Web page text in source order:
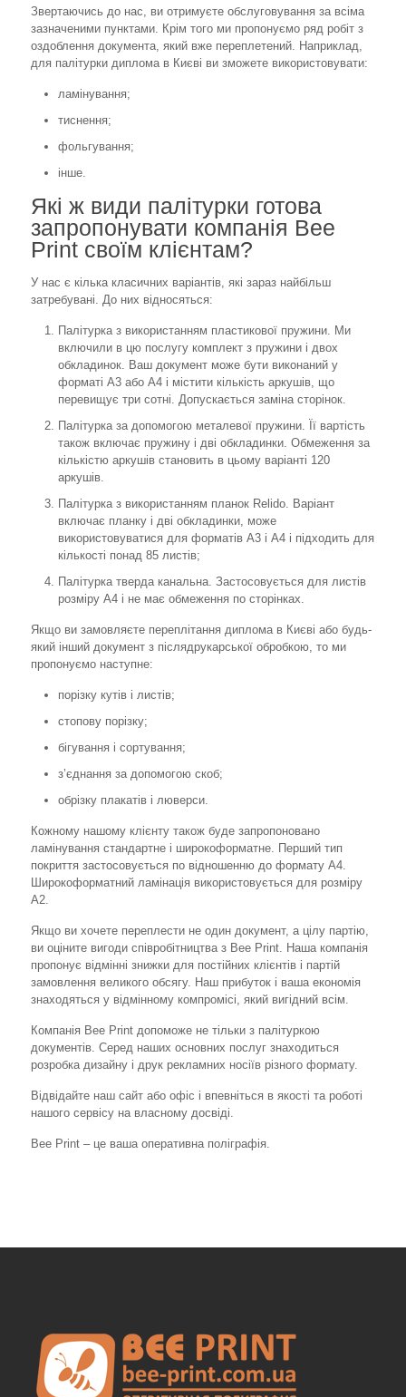
Звертаючись до нас, ви отримуєте обслуговування за всіма
зазначеними пунктами. Крім того ми пропонуємо ряд робіт з
оздоблення документа, який вже переплетений. Наприклад,
для палітурки диплома в Києві ви зможете використовувати:
ламінування;
тиснення;
фольгування;
інше.
Які ж види палітурки готова
запропонувати компанія Bee
Print своїм клієнтам?
У нас є кілька класичних варіантів, які зараз найбільш
затребувані. До них відносяться:
Палітурка з використанням пластикової пружини. Ми
включили в цю послугу комплект з пружини і двох
обкладинок. Ваш документ може бути виконаний у
форматі А3 або А4 і містити кількість аркушів, що
перевищує три сотні. Допускається заміна сторінок.
Палітурка за допомогою металевої пружини. Її вартість
також включає пружину і дві обкладинки. Обмеження за
кількістю аркушів становить в цьому варіанті 120
аркушів.
Палітурка з використанням планок Relido. Варіант
включає планку і дві обкладинки, може
використовуватися для форматів А3 і А4 і підходить для
кількості понад 85 листів;
Палітурка тверда канальна. Застосовується для листів
розміру А4 і не має обмеження по сторінках.
Якщо ви замовляєте переплітання диплома в Києві або будь-
який інший документ з післядрукарської обробкою, то ми
пропонуємо наступне:
порізку кутів і листів;
стопову порізку;
бігування і сортування;
з’єднання за допомогою скоб;
обрізку плакатів і люверси.
Кожному нашому клієнту також буде запропоновано
ламінування стандартне і широкоформатне. Перший тип
покриття застосовується по відношенню до формату А4.
Широкоформатний ламінація використовується для розміру
А2.
Якщо ви хочете переплести не один документ, а цілу партію,
ви оціните вигоди співробітництва з Bee Print. Наша компанія
пропонує відмінні знижки для постійних клієнтів і партій
замовлення великого обсягу. Наш прибуток і ваша економія
знаходяться у відмінному компромісі, який вигідний всім.
Компанія Bee Print допоможе не тільки з палітуркою
документів. Серед наших основних послуг знаходиться
розробка дизайну і друк рекламних носіїв різного формату.
Відвідайте наш сайт або офіс і впевніться в якості та роботі
нашого сервісу на власному досвіді.
Bee Print – це ваша оперативна поліграфія.